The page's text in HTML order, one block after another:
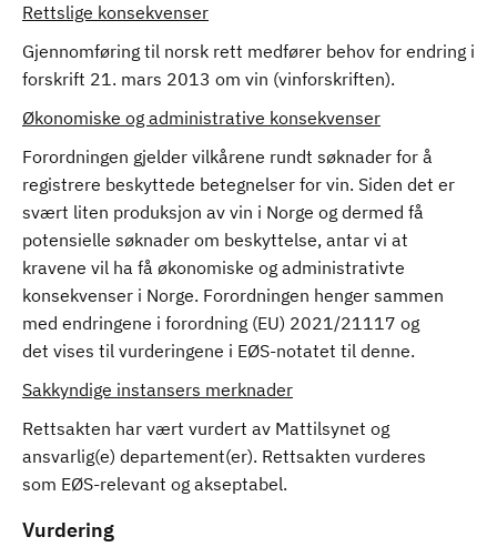
Rettslige konsekvenser
Gjennomføring til norsk rett medfører behov for endring i
forskrift 21. mars 2013 om vin (vinforskriften).
Økonomiske og administrative konsekvenser
Forordningen gjelder vilkårene rundt søknader for å
registrere beskyttede betegnelser for vin. Siden det er
svært liten produksjon av vin i Norge og dermed få
potensielle søknader om beskyttelse, antar vi at
kravene vil ha få økonomiske og administrativte
konsekvenser i Norge. Forordningen henger sammen
med endringene i forordning (EU) 2021/21117 og
det vises til vurderingene i EØS-notatet til denne.
Sakkyndige instansers merknader
Rettsakten har vært vurdert av Mattilsynet og
ansvarlig(e) departement(er). Rettsakten vurderes
som EØS-relevant og akseptabel.
Vurdering